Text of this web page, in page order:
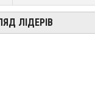
ЛІДЕРІВ